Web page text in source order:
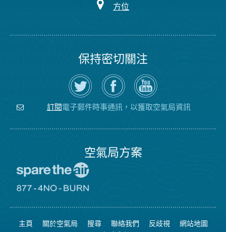
方位
保持密切關注
在
Twitter
上
關
注
空
瀏
覽
氣
局
的
空
氣
局
YouTube
頻
道
訂閱電子郵件時事通訊，以獲取空氣局資訊
空氣局方案
空
日
網
8774
可
燃
主頁 關於空氣局 搜尋 聯絡我們 反歧視
網站地圖